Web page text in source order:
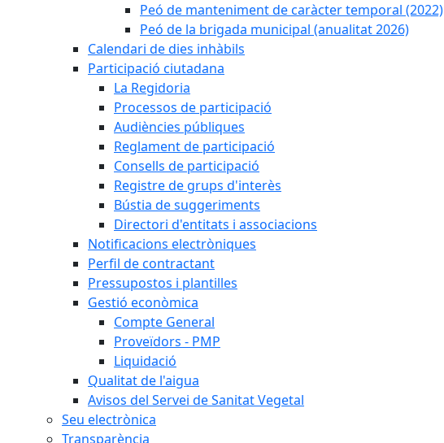
Peó de manteniment de caràcter temporal (2022)
Peó de la brigada municipal (anualitat 2026)
Calendari de dies inhàbils
Participació ciutadana
La Regidoria
Processos de participació
Audiències públiques
Reglament de participació
Consells de participació
Registre de grups d'interès
Bústia de suggeriments
Directori d'entitats i associacions
Notificacions electròniques
Perfil de contractant
Pressupostos i plantilles
Gestió econòmica
Compte General
Proveïdors - PMP
Liquidació
Qualitat de l'aigua
Avisos del Servei de Sanitat Vegetal
Seu electrònica
Transparència